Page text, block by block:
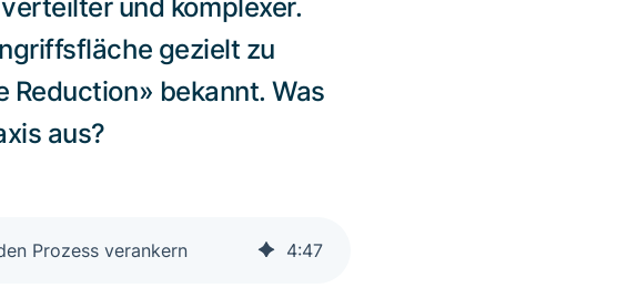
und komplexer.
gezielt zu
bekannt. Was
aus?
Prozess verankern 4:47